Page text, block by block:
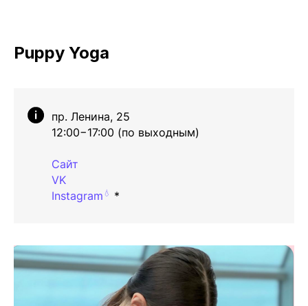
Puppy Yoga
пр. Ленина, 25
12:00−17:00 (по выходным)
Сайт
VK
Instagram 💧 *